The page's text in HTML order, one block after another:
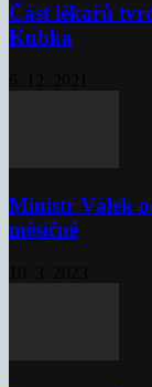
Část lékařů
Kubka
Ministr Válek
měsíčně